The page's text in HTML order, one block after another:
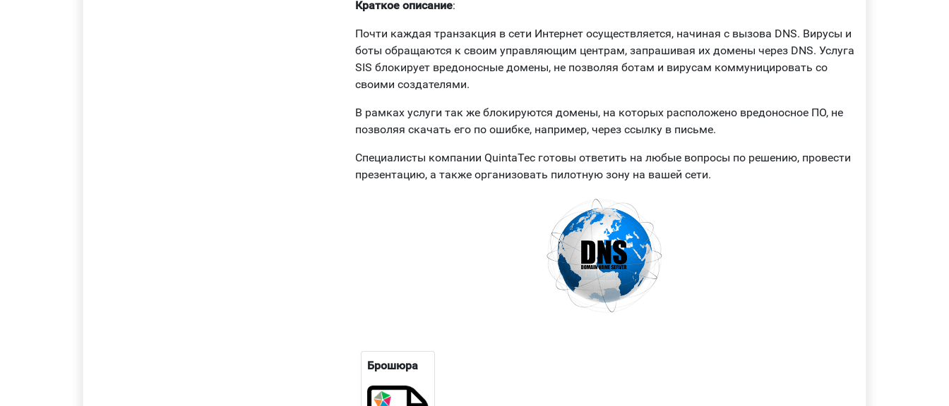
Краткое описание:
Почти каждая транзакция в сети Интернет осуществляется, начиная с вызова DNS. Вирусы и
боты обращаются к своим управляющим центрам, запрашивая их домены через DNS. Услуга
SIS блокирует вредоносные домены, не позволяя ботам и вирусам коммуницировать со
своими создателями.
В рамках услуги так же блокируются домены, на которых расположено вредоносное ПО, не
позволяя скачать его по ошибке, например, через ссылку в письме.
Специалисты компании QuintaTec готовы ответить на любые вопросы по решению, провести
презентацию, а также организовать пилотную зону на вашей сети.
Брошюра